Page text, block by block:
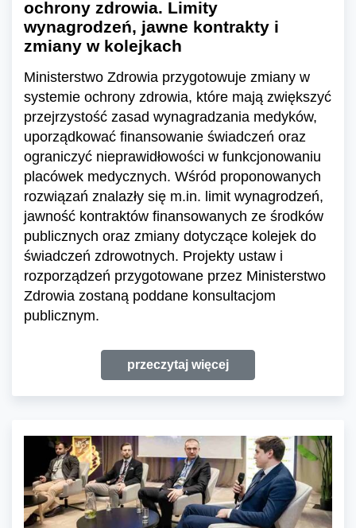
ochrony zdrowia. Limity
wynagrodzeń, jawne kontrakty i
zmiany w kolejkach
Ministerstwo Zdrowia przygotowuje zmiany w
systemie ochrony zdrowia, które mają zwiększyć
przejrzystość zasad wynagradzania medyków,
uporządkować finansowanie świadczeń oraz
ograniczyć nieprawidłowości w funkcjonowaniu
placówek medycznych. Wśród proponowanych
rozwiązań znalazły się m.in. limit wynagrodzeń,
jawność kontraktów finansowanych ze środków
publicznych oraz zmiany dotyczące kolejek do
świadczeń zdrowotnych. Projekty ustaw i
rozporządzeń przygotowane przez Ministerstwo
Zdrowia zostaną poddane konsultacjom
publicznym.
przeczytaj więcej